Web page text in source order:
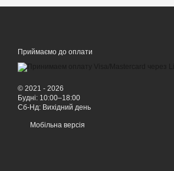
Приймаємо до оплати
© 2021 - 2026
Будні: 10:00–18:00
Сб-Нд: Вихідний день
Мобільна версія